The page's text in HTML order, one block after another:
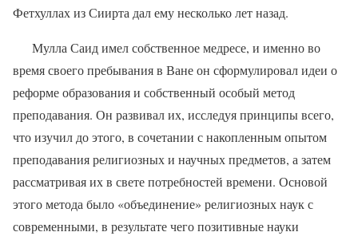
Фетхуллах из Сиирта дал ему несколько лет назад.
Мулла Саид имел собственное медресе, и именно во
время своего пребывания в Ване он сформулировал идеи о
реформе образования и собственный особый метод
преподавания. Он развивал их, исследуя принципы всего,
что изучил до этого, в сочетании с накопленным опытом
преподавания религиозных и научных предметов, а затем
рассматривая их в свете потребностей времени. Основой
этого метода было «объединение» религиозных наук с
современными, в результате чего позитивные науки